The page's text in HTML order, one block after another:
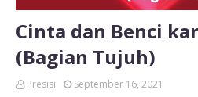
Cinta dan Benci
(Bagian Tujuh)
Presisi September 16, 2021